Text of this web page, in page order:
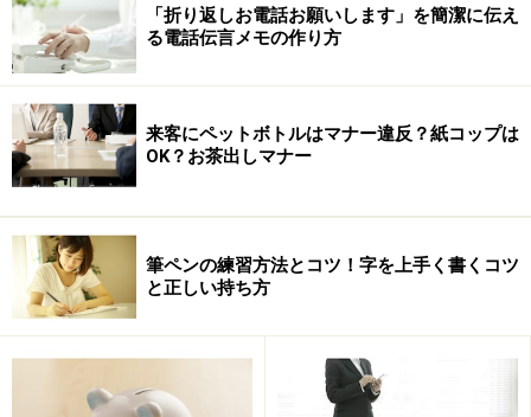
分あり得ます。
なので、会社はそれに備えて、期末の売掛金の残高に一
定の率を掛ける等で、あらかじめ経費を計上しておくこ
とが多いんです。
簿記の仕訳で言いますと…。
期末売掛金残高1,000,000円の5%を貸倒引当金として計
上する
3月31日
（借方）
(貸方)
「折り返しお電話お願いします」を簡潔に伝え
る電話伝言メモの作り方
来客にペットボトルはマナー違反？紙コップは
OK？お茶出しマナー
筆ペンの練習方法とコツ！字を上手く書くコツ
と正しい持ち方